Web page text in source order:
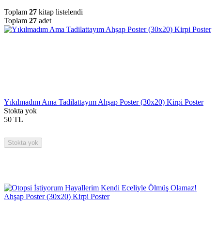
Toplam 27 kitap listelendi
Toplam 27 adet
Yıkılmadım Ama Tadilattayım Ahşap Poster (30x20) Kirpi Poster
Stokta yok
50 TL
Stokta yok